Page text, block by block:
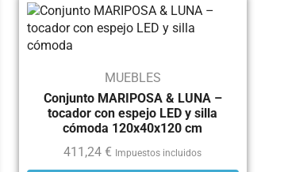
MUEBLES
Conjunto MARIPOSA & LUNA –
tocador con espejo LED y silla
cómoda 120x40x120 cm
411,24€ Impuestos incluidos